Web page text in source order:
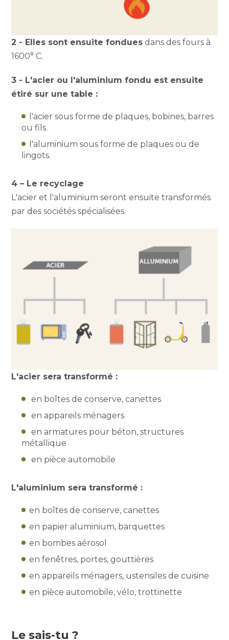
2 - Elles sont ensuite fondues dans des fours à
1600° C.
3 - L'acier ou l'aluminium fondu est ensuite
étiré sur une table :
l'acier sous forme de plaques, bobines, barres
ou fils.
l'aluminium sous forme de plaques ou de
lingots.
4 – Le recyclage
L'acier et l'aluminium seront ensuite transformés
par des sociétés spécialisées.
L'acier sera transformé :
en boîtes de conserve, canettes
en appareils ménagers
en armatures pour béton, structures
métallique
en pièce automobile
L'aluminium sera transformé :
en boîtes de conserve, canettes
en papier aluminium, barquettes
en bombes aérosol
en fenêtres, portes, gouttières
en appareils ménagers, ustensiles de cuisine
en pièce automobile, vélo, trottinette
Le sais-tu ?